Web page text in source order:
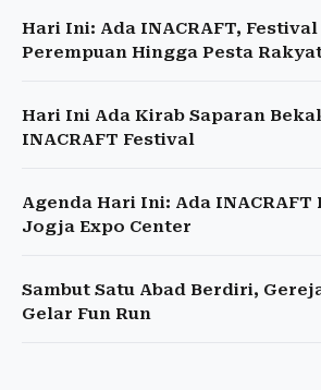
Hari Ini: Ada INACRAFT,
Perempuan Hingga Pesta
Hari Ini Ada Kirab Saparan
INACRAFT Festival
Agenda Hari Ini: Ada INACRAFT
Jogja Expo Center
Sambut Satu Abad Berdiri,
Gelar Fun Run